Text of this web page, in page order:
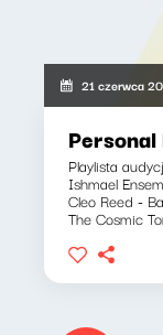
21 czerwca
Playlista
Ishmael
Cleo Reed -
The Cosmic